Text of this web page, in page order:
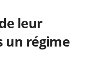
leur
un régime